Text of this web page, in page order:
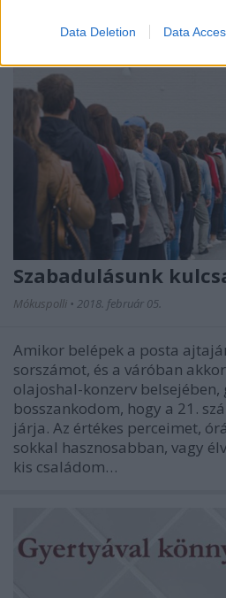
Data Deletion Data
Szabadulásunk
Mókuspolli • 2018. február 05.
Amikor belépek a posta
sorszámot, és a váróban
olajoshal-konzerv belsejében,
bosszankodom, hogy a 21.
járja. Az értékes perceimet,
sokkal hasznosabban, vagy
kis családom…